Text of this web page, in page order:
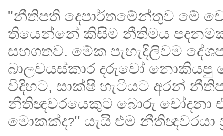
"නීතිපති දෙපාර්තමේන්තුව මේ
තියෙන්නේ කිසිම නීතිමය
සහගතව. මේක පැහැදිලිවම
බාලවයස්කාර දරුවෝ නොකියපු
විදිහට, සාක්ෂි හැටියට අරන්
නීතිඥවරයෙකුට බොරු චෝදනා
මොකක්ද?'' යැයි එම නීතිඥවරයා